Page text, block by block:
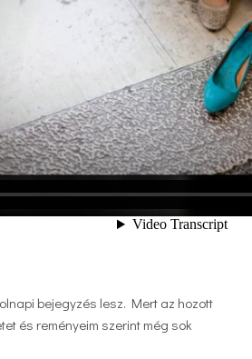
bejegyzés lesz. Mert az hozott
és reményeim szerint még sok